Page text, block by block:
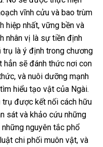
vĩnh cửu và bao trùm
hiệp nhất, vững bền và
nhân vị là sự tiền định
trụ là ý định trong chương
hẳn sẽ đánh thức nơi con
và nuôi dưỡng mạnh
hiểu tạo vật của Ngài.
được kết nối cách hữu
sát và khảo cứu những
nguyên tắc phổ
chi phối muôn vật, và